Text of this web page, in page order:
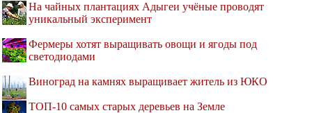
На чайных плантациях Адыгеи учёные проводят
уникальный эксперимент
Фермеры хотят выращивать овощи и ягоды под
светодиодами
Виноград на камнях выращивает житель из ЮКО
ТОП-10 самых старых деревьев на Земле